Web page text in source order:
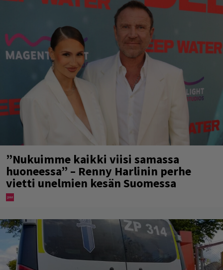
”Nukuimme kaikki viisi samassa
huoneessa” – Renny Harlinin perhe
vietti unelmien kesän Suomessa